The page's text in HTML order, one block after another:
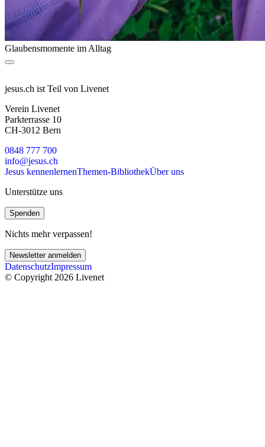
Glaubensmomente im Alltag
jesus.ch ist Teil von Livenet
Verein Livenet
Parkterrasse 10
CH-3012 Bern
0848 777 700
info@jesus.ch
Jesus kennenlernenThemen-BibliothekÜber uns
Unterstütze uns
Spenden
Nichts mehr verpassen!
Newsletter anmelden
DatenschutzImpressum
© Copyright 2026 Livenet